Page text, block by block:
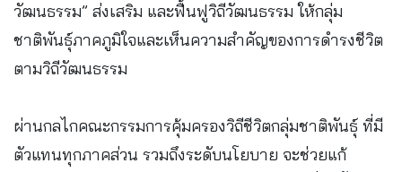
วัฒนธรรม” ส่งเสริม และฟื้นฟูวิถีวัฒนธรรม ให้กลุ่ม
ชาติพันธุ์ภาคภูมิใจและเห็นความสำคัญของการดำรงชีวิต
ตามวิถีวัฒนธรรม
ผ่านกลไกคณะกรรมการคุ้มครองวิถีชีวิตกลุ่มชาติพันธุ์ ที่มี
ตัวแทนทุกภาคส่วน รวมถึงระดับนโยบาย จะช่วยแก้